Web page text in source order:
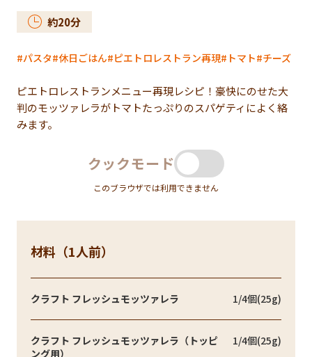
約20分
パスタ 休日ごはん ピエトロレストラン再現 トマト チーズ
ピエトロレストランメニュー再現レシピ！豪快にのせた大
判のモッツァレラがトマトたっぷりのスパゲティによく絡
みます。
クックモード
このブラウザでは利用できません
材料（1人前）
クラフト フレッシュモッツァレラ 1/4個(25g)
クラフト フレッシュモッツァレラ（トッピ
ング用）
1/4個(25g)